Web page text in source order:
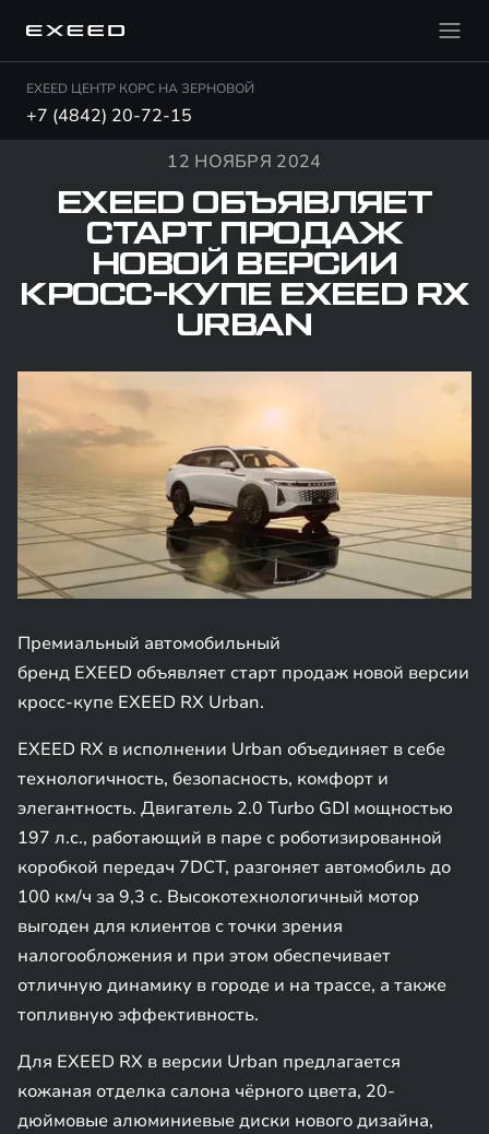
EXEED ЦЕНТР КОРС НА ЗЕРНОВОЙ
+7 (4842) 20-72-15
12 НОЯБРЯ 2024
EXEED ОБЪЯВЛЯЕТ
СТАРТ ПРОДАЖ
НОВОЙ ВЕРСИИ
КРОСС-КУПЕ EXEED RX
URBAN
Премиальный автомобильный
бренд EXEED объявляет старт продаж новой версии
кросс-купе EXEED RX Urban.
EXEED RX в исполнении Urban объединяет в себе
технологичность, безопасность, комфорт и
элегантность. Двигатель 2.0 Turbo GDI мощностью
197 л.с., работающий в паре с роботизированной
коробкой передач 7DCT, разгоняет автомобиль до
100 км/ч за 9,3 с. Высокотехнологичный мотор
выгоден для клиентов с точки зрения
налогообложения и при этом обеспечивает
отличную динамику в городе и на трассе, а также
топливную эффективность.
Для EXEED RX в версии Urban предлагается
кожаная отделка салона чёрного цвета, 20-
дюймовые алюминиевые диски нового дизайна,